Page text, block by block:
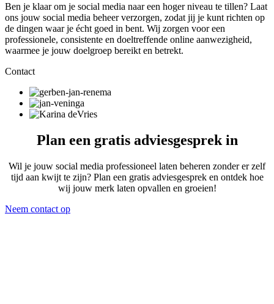
Ben je klaar om je social media naar een hoger niveau te tillen? Laat
ons jouw social media beheer verzorgen, zodat jij je kunt richten op
de dingen waar je écht goed in bent. Wij zorgen voor een
professionele, consistente en doeltreffende online aanwezigheid,
waarmee je jouw doelgroep bereikt en betrekt.
Contact
Plan een gratis adviesgesprek in
Wil je jouw social media professioneel laten beheren zonder er zelf
tijd aan kwijt te zijn? Plan een gratis adviesgesprek en ontdek hoe
wij jouw merk laten opvallen en groeien!
Neem contact op